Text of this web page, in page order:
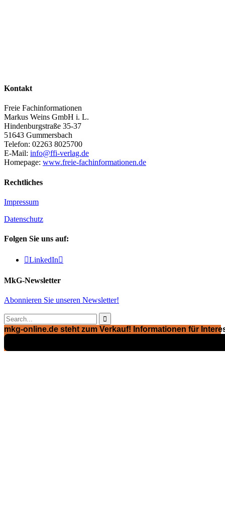
Kontakt
Freie Fachinformationen
Markus Weins GmbH i. L.
Hindenburgstraße 35-37
51643 Gummersbach
Telefon: 02263 8025700
E-Mail: info@ffi-verlag.de
Homepage: www.freie-fachinformationen.de
Rechtliches
Impressum
Datenschutz
Folgen Sie uns auf:
LinkedIn
MkG-Newsletter
Abonnieren Sie unseren Newsletter!

mkg-online.de steht zum Verkauf! Informationen für